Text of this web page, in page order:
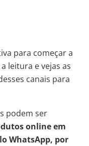
para começar a
leitura e vejas as
canais para
podem ser
online em
WhatsApp, por